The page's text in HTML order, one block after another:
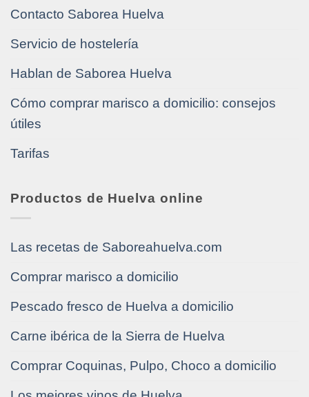
Contacto Saborea Huelva
Servicio de hostelería
Hablan de Saborea Huelva
Cómo comprar marisco a domicilio: consejos
útiles
Tarifas
Productos de Huelva online
Las recetas de Saboreahuelva.com
Comprar marisco a domicilio
Pescado fresco de Huelva a domicilio
Carne ibérica de la Sierra de Huelva
Comprar Coquinas, Pulpo, Choco a domicilio